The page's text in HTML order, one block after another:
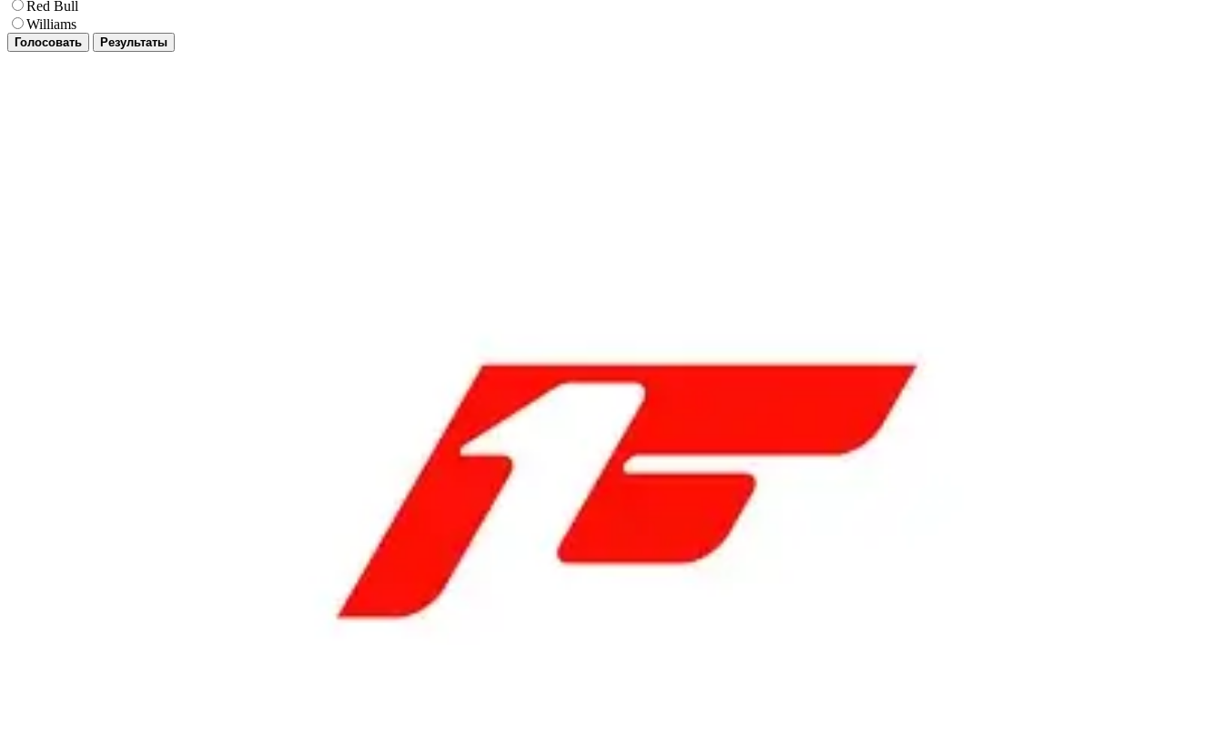
Red Bull
Williams
Голосовать Результаты